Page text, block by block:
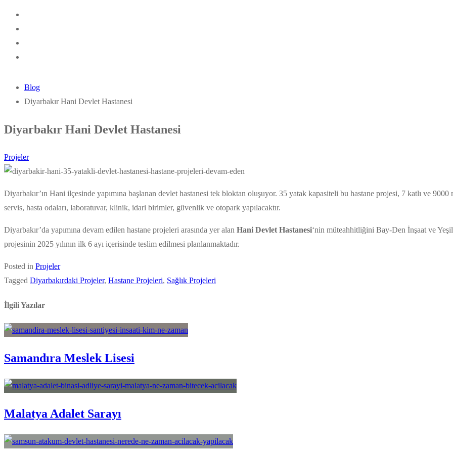
Blog
Diyarbakır Hani Devlet Hastanesi
Diyarbakır Hani Devlet Hastanesi
Projeler
Diyarbakır’ın Hani ilçesinde yapımına başlanan devlet hastanesi tek bloktan oluşuyor. 35 yatak kapasiteli bu hastane projesi, 7 katlı ve 9000
servis, hasta odaları, laboratuvar, klinik, idari birimler, güvenlik ve otopark yapılacaktır.
Diyarbakır’da yapımına devam edilen hastane projeleri arasında yer alan Hani Devlet Hastanesi‘nin müteahhitliğini Bay-Den İnşaat ve
projesinin 2025 yılının ilk 6 ayı içerisinde teslim edilmesi planlanmaktadır.
Posted in Projeler
Tagged Diyarbakırdaki Projeler, Hastane Projeleri, Sağlık Projeleri
İlgili Yazılar
Samandıra Meslek Lisesi
Malatya Adalet Sarayı